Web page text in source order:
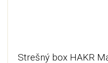
Strešný box HAKR